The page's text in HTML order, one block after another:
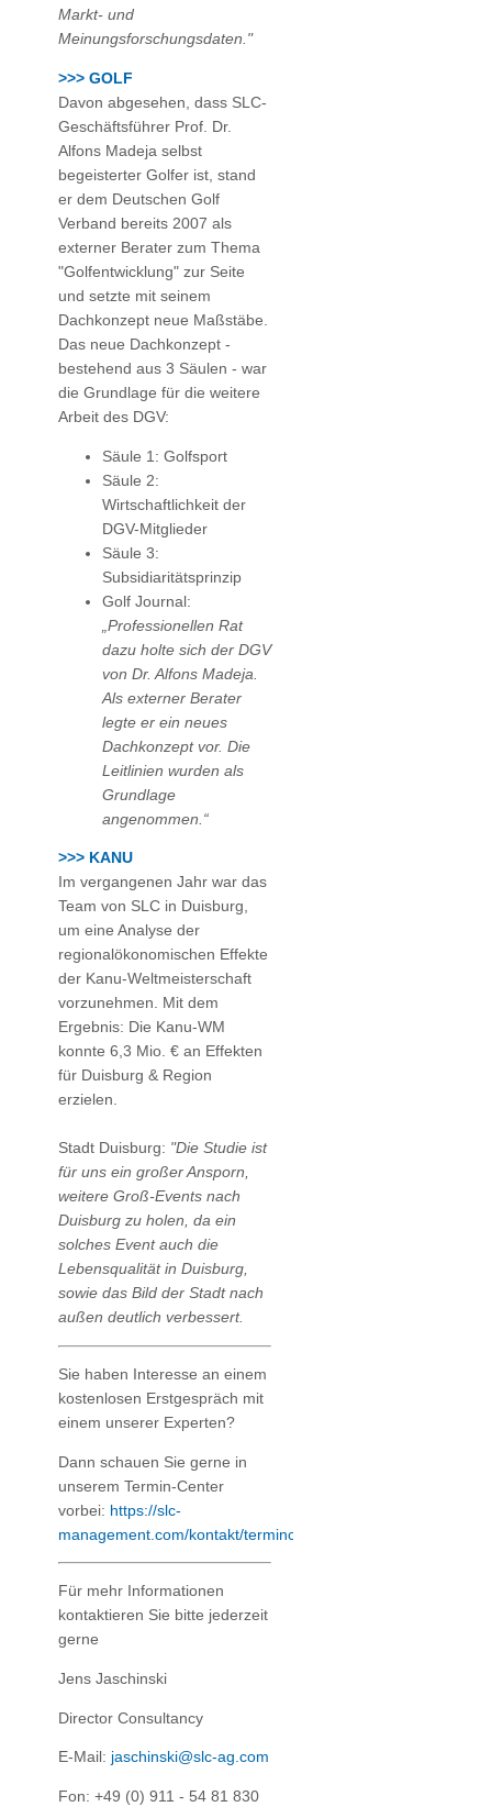
Markt- und
Meinungsforschungsdaten."
>>> GOLF
Davon abgesehen, dass SLC-
Geschäftsführer Prof. Dr.
Alfons Madeja selbst
begeisterter Golfer ist, stand
er dem Deutschen Golf
Verband bereits 2007 als
externer Berater zum Thema
"Golfentwicklung" zur Seite
und setzte mit seinem
Dachkonzept neue Maßstäbe.
Das neue Dachkonzept -
bestehend aus 3 Säulen - war
die Grundlage für die weitere
Arbeit des DGV:
Säule 1: Golfsport
Säule 2:
Wirtschaftlichkeit der
DGV-Mitglieder
Säule 3:
Subsidiaritätsprinzip
Golf Journal:
„Professionellen Rat
dazu holte sich der DGV
von Dr. Alfons Madeja.
Als externer Berater
legte er ein neues
Dachkonzept vor. Die
Leitlinien wurden als
Grundlage
angenommen.“
>>> KANU
Im vergangenen Jahr war das
Team von SLC in Duisburg,
um eine Analyse der
regionalökonomischen Effekte
der Kanu-Weltmeisterschaft
vorzunehmen. Mit dem
Ergebnis: Die Kanu-WM
konnte 6,3 Mio. € an Effekten
für Duisburg & Region
erzielen.
Stadt Duisburg: "Die Studie ist
für uns ein großer Ansporn,
weitere Groß-Events nach
Duisburg zu holen, da ein
solches Event auch die
Lebensqualität in Duisburg,
sowie das Bild der Stadt nach
außen deutlich verbessert.
Sie haben Interesse an einem
kostenlosen Erstgespräch mit
einem unserer Experten?
Dann schauen Sie gerne in
unserem Termin-Center
vorbei: https://slc-
management.com/kontakt/termincenter/
Für mehr Informationen
kontaktieren Sie bitte jederzeit
gerne
Jens Jaschinski
Director Consultancy
E-Mail: jaschinski@slc-ag.com
Fon: +49 (0) 911 - 54 81 830